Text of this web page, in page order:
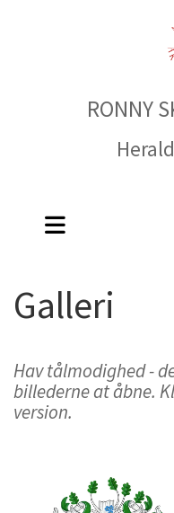
RONNY
Galleri
Hav tålmodighed -
billederne at åbne.
version.